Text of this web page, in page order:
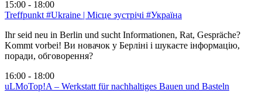
15:00 - 18:00
Treffpunkt #Ukraine | Місце зустрічі #Україна
Ihr seid neu in Berlin und sucht Informationen, Rat, Gespräche?
Kommt vorbei! Ви новачок у Берліні і шукаєте інформацію,
поради, обговорення?
16:00 - 18:00
uLMoTop!A – Werkstatt für nachhaltiges Bauen und Basteln